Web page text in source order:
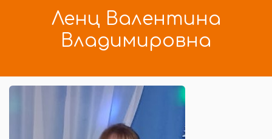
Ленц Валентина
Владимировна